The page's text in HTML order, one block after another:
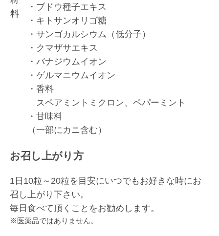
料
・ブドウ種子エキス
・キトサンオリゴ糖
・サンゴカルシウム（低分子）
・クマザサエキス
・バナジウムイオン
・ゲルマニウムイオン
・香料
スペアミントミクロン、ペパーミント
・甘味料
（一部にカニ含む）
お召し上がり方
1日10粒～20粒を目安にいつでもお好きな時にお
召し上がり下さい。
毎日食べて頂くことをお勧めします。
※医薬品ではありません。